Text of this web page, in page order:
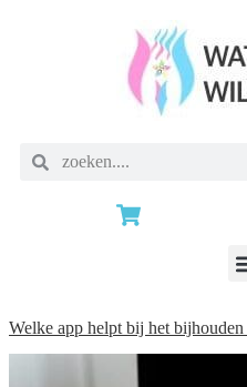
Welke app helpt bij het